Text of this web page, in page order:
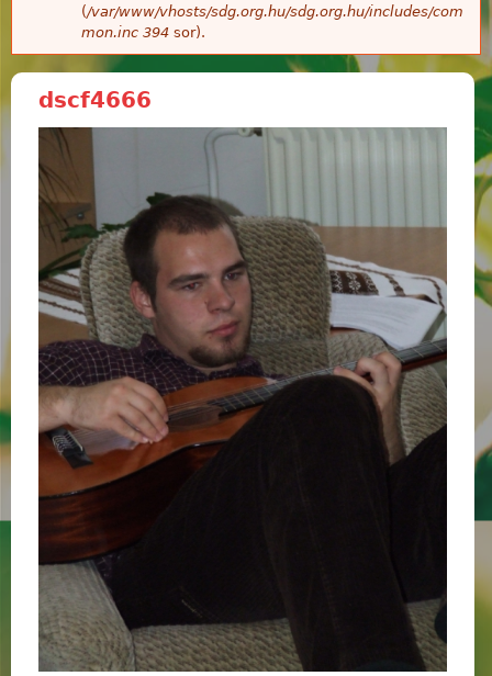
(/var/www/vhosts/sdg.org.hu/sdg.org.hu/includes/com
mon.inc 394 sor).
dscf4666